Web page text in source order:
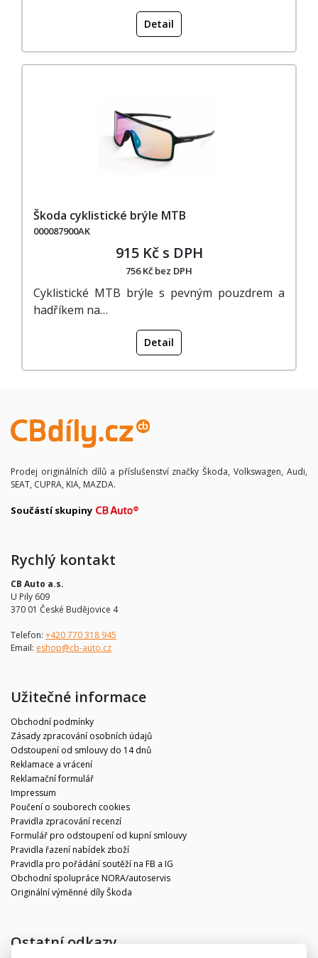
Detail
Škoda cyklistické brýle MTB
000087900AK
915 Kč s DPH
756 Kč bez DPH
Cyklistické MTB brýle s pevným pouzdrem a
hadříkem na…
Detail
Prodej originálních dílů a příslušenství značky Škoda, Volkswagen, Audi,
SEAT, CUPRA, KIA, MAZDA.
Součástí skupiny
Rychlý kontakt
CB Auto a.s.
U Pily 609
370 01 České Budějovice 4
Telefon: +420 770 318 945
Email: eshop@cb-auto.cz
Užitečné informace
Obchodní podmínky
Zásady zpracování osobních údajů
Odstoupení od smlouvy do 14 dnů
Reklamace a vrácení
Reklamační formulář
Impressum
Poučení o souborech cookies
Pravidla zpracování recenzí
Formulář pro odstoupení od kupní smlouvy
Pravidla řazení nabídek zboží
Pravidla pro pořádání soutěží na FB a IG
Obchodní spolupráce NORA/autoservis
Originální výměnné díly Škoda
Ostatní odkazy